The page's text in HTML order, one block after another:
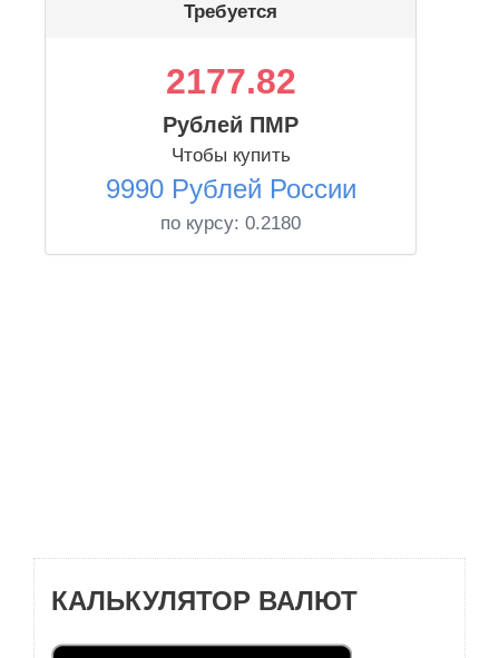
Требуется
2177.82
Рублей ПМР
Чтобы купить
9990 Рублей России
по курсу: 0.2180
КАЛЬКУЛЯТОР ВАЛЮТ